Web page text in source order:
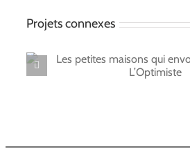
Projets connexes
Les petites